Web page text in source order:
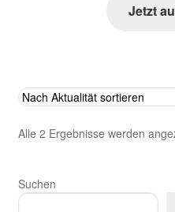
Jetzt
Alle 2 Ergebnisse werden
Suchen